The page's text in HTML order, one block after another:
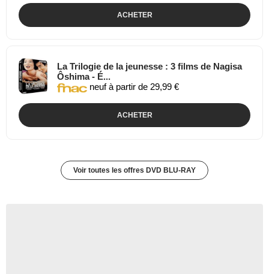
ACHETER
La Trilogie de la jeunesse : 3 films de Nagisa
Ôshima - É...
neuf à partir de 29,99 €
ACHETER
Voir toutes les offres DVD BLU-RAY